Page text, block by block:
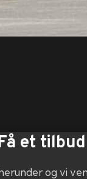
et tilbud
og vi